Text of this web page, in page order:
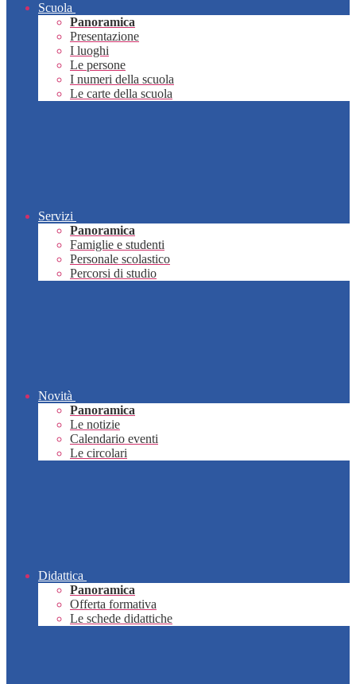
Scuola
Panoramica
Presentazione
I luoghi
Le persone
I numeri della scuola
Le carte della scuola
Servizi
Panoramica
Famiglie e studenti
Personale scolastico
Percorsi di studio
Novità
Panoramica
Le notizie
Calendario eventi
Le circolari
Didattica
Panoramica
Offerta formativa
Le schede didattiche